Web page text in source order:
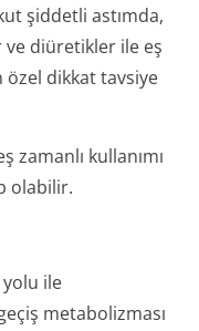
şiddetli astımda,
diüretikler ile eş
özel dikkat tavsiye
zamanlı kullanımı
olabilir.
ile
metabolizması